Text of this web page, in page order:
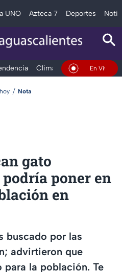
UNO Azteca 7 Deportes
Clima DeportesEn Vivo
Nota
gato
poner en
en
buscado por las
advirtieron que
para la población. Te